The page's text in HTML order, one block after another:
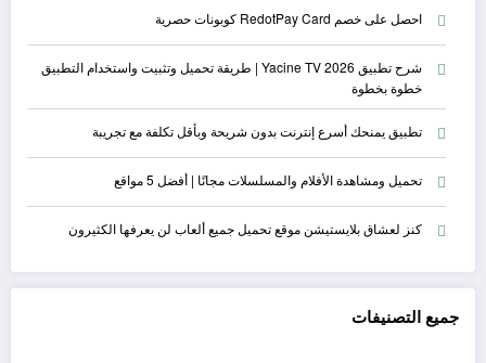
احصل على خصم RedotPay Card كوبونات حصرية
شرح تطبيق Yacine TV 2026 | طريقة تحميل وتثبيت واستخدام التطبيق
خطوة بخطوة
تطبيق يمنحك أسرع إنترنت بدون شريحة وبأقل تكلفة مع تجريبة
تحميل ومشاهدة الأفلام والمسلسلات مجانًا | أفضل 5 مواقع
كنز لعشاق بلايستيشن موقع تحميل جميع ألعاب لن يعرفها الكثيرون
جميع التصنيفات